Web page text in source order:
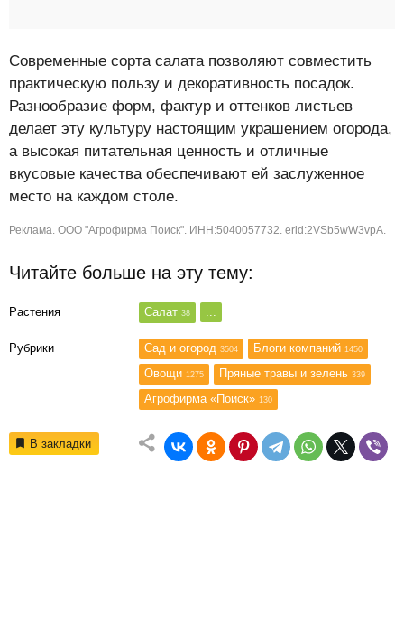
Современные сорта салата позволяют совместить
практическую пользу и декоративность посадок.
Разнообразие форм, фактур и оттенков листьев
делает эту культуру настоящим украшением огорода,
а высокая питательная ценность и отличные
вкусовые качества обеспечивают ей заслуженное
место на каждом столе.
Реклама. ООО "Агрофирма Поиск". ИНН:5040057732. erid:2VSb5wW3vpA.
Читайте больше на эту тему:
Растения Салат 38 ...
Рубрики Сад и огород 3504 Блоги компаний 1450
Овощи 1275 Пряные травы и зелень 339
Агрофирма «Поиск» 130
В закладки